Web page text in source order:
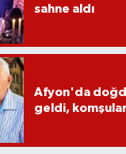
sahne aldı
Afyon'da
geldi,